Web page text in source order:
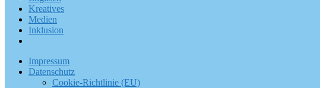
Kreatives
Medien
Inklusion
Impressum
Datenschutz
Cookie-Richtlinie (EU)